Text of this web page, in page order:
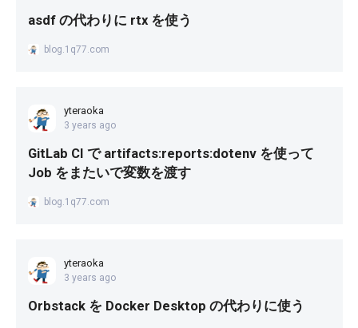
asdf の代わりに rtx を使う
blog.1q77.com
yteraoka
3 years ago
GitLab CI で artifacts:reports:dotenv を使って
Job をまたいで変数を渡す
blog.1q77.com
yteraoka
3 years ago
Orbstack を Docker Desktop の代わりに使う